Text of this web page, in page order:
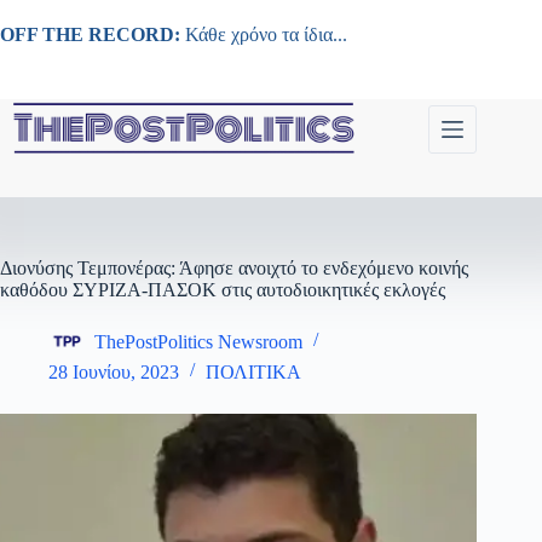
στο
OFF THE RECORD: Κάθε χρόνο τα ίδια...
Διονύσης Τεμπονέρας: Άφησε ανοιχτό το ενδεχόμενο κοινής
καθόδου ΣΥΡΙΖΑ-ΠΑΣΟΚ στις αυτοδιοικητικές εκλογές
ThePostPolitics Newsroom
28 Ιουνίου, 2023
ΠΟΛΙΤΙΚΑ